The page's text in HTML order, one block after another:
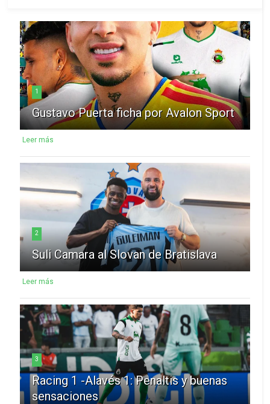
1
Gustavo Puerta ficha por Avalon Sport
Leer más
2
Suli Camara al Slovan de Bratislava
Leer más
3
Racing 1 -Alavés 1: Penaltis y buenas
sensaciones